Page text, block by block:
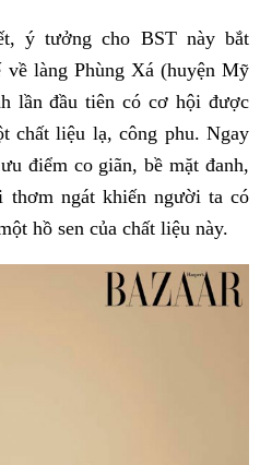
ý tưởng cho BST này bắt
làng Phùng Xá (huyện Mỹ
lần đầu tiên có cơ hội được
chất liệu lạ, công phu. Ngay
điểm co giãn, bề mặt đanh,
thơm ngát khiến người ta có
hồ sen của chất liệu này.